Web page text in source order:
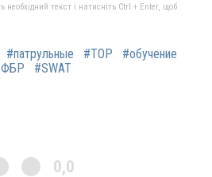
текст і натисніть Ctrl + Enter, щоб
#патрульные #ТОР
#обучение
#SWAT
0,0